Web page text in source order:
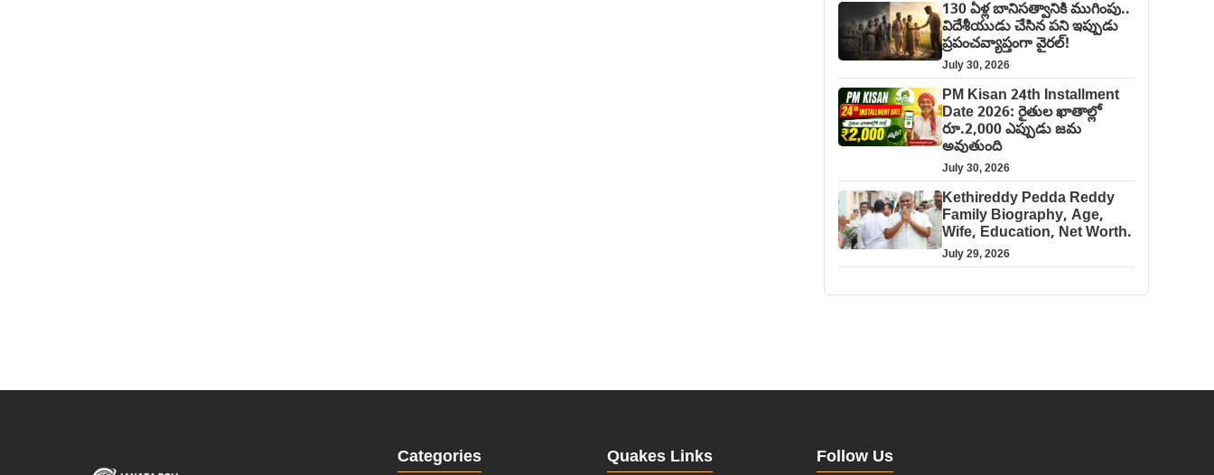
130 ఏళ్ల బానిసత్వానికి ముగింపు..
విదేశీయుడు చేసిన పని ఇప్పుడు
ప్రపంచవ్యాప్తంగా వైరల్!
July 30, 2026
PM Kisan 24th Installment
Date 2026: రైతుల ఖాతాల్లో
రూ.2,000 ఎప్పుడు జమ
అవుతుంది
July 30, 2026
Kethireddy Pedda Reddy
Family Biography, Age,
Wife, Education, Net Worth.
July 29, 2026
Categories Quakes Links Follow Us